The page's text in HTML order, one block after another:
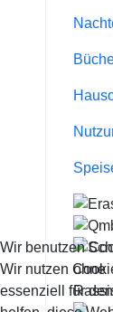
Wir benutzen
Wir nutzen
essenziell für